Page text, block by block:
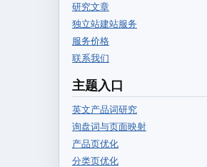
研究文章
独立站建站服务
服务价格
联系我们
主题入口
英文产品词研究
询盘词与页面映射
产品页优化
分类页优化